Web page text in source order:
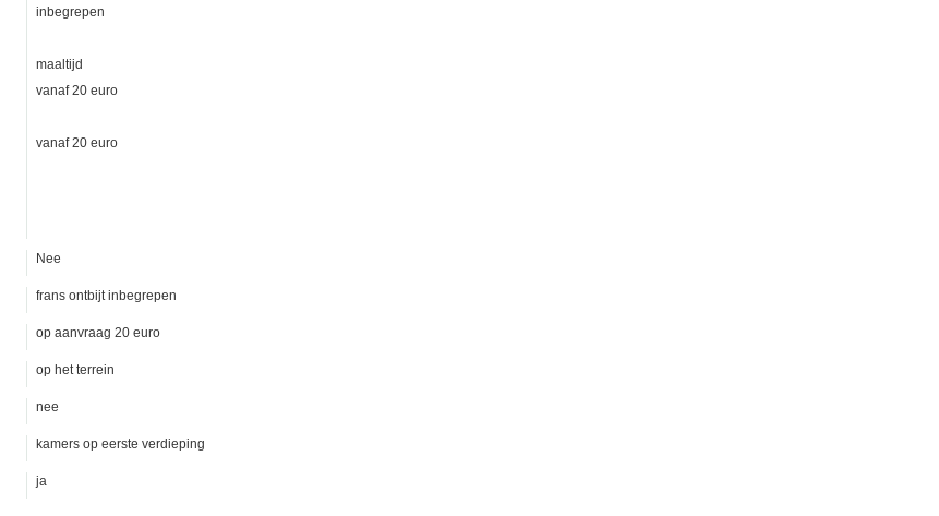
inbegrepen
maaltijd
vanaf 20 euro
vanaf 20 euro
Nee
frans ontbijt inbegrepen
op aanvraag 20 euro
op het terrein
nee
kamers op eerste verdieping
ja